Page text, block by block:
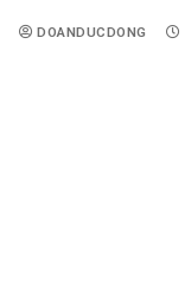
DOANDUCDONG